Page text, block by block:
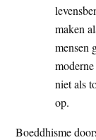
maken
mensen
niet als
op.
Boeddhisme